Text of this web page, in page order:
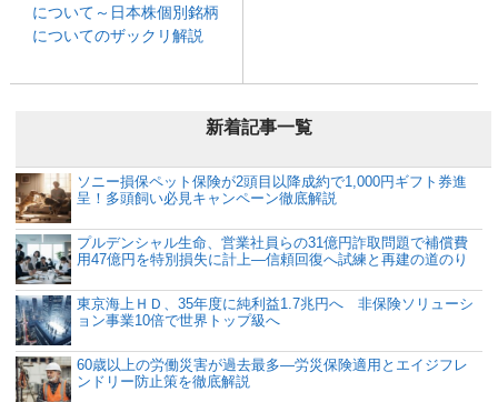
について～日本株個別銘柄
についてのザックリ解説
新着記事一覧
ソニー損保ペット保険が2頭目以降成約で1,000円ギフト券進
呈！多頭飼い必見キャンペーン徹底解説
プルデンシャル生命、営業社員らの31億円詐取問題で補償費
用47億円を特別損失に計上―信頼回復へ試練と再建の道のり
東京海上ＨＤ、35年度に純利益1.7兆円へ 非保険ソリューシ
ョン事業10倍で世界トップ級へ
60歳以上の労働災害が過去最多―労災保険適用とエイジフレ
ンドリー防止策を徹底解説